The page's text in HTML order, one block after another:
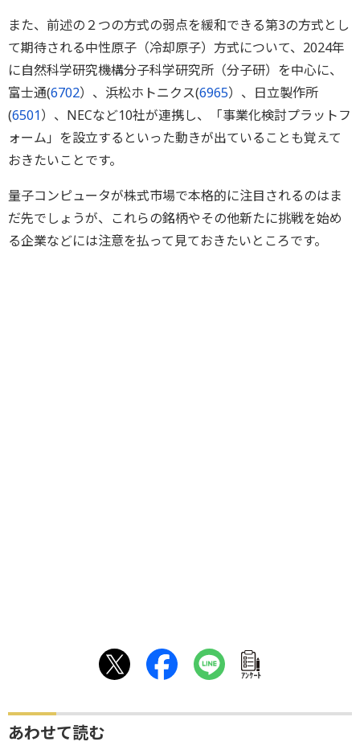
また、前述の２つの方式の弱点を緩和できる第3の方式とし
て期待される中性原子（冷却原子）方式について、2024年
に自然科学研究機構分子科学研究所（分子研）を中心に、
富士通(6702）、浜松ホトニクス(6965）、日立製作所
(6501）、NECなど10社が連携し、「事業化検討プラットフ
ォーム」を設立するといった動きが出ていることも覚えて
おきたいことです。
量子コンピュータが株式市場で本格的に注目されるのはま
だ先でしょうが、これらの銘柄やその他新たに挑戦を始め
る企業などには注意を払って見ておきたいところです。
ｱﾝｹｰﾄ
あわせて読む